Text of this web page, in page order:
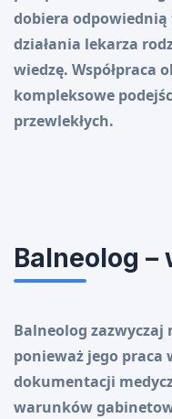
dobiera odpowiednią
działania lekarza
wiedzę. Współpraca
kompleksowe
przewlekłych.
Balneolog
Balneolog
ponieważ jego praca
dokumentacji
warunków